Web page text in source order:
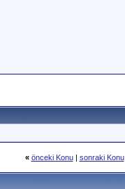
« önceki Konu| sonraki Konu